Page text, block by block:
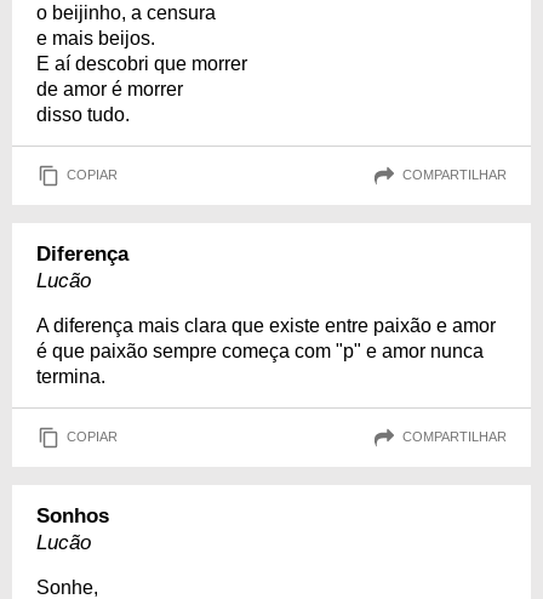
o beijinho, a censura
e mais beijos.
E aí descobri que morrer
de amor é morrer
disso tudo.
COPIAR COMPARTILHAR
Diferença
Lucão
A diferença mais clara que existe entre paixão e amor
é que paixão sempre começa com "p" e amor nunca
termina.
COPIAR COMPARTILHAR
Sonhos
Lucão
Sonhe,